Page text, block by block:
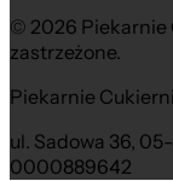
© 2026 Piekarnie
zastrzeżone.
Piekarnie
ul. Sadowa 36,
0000889642